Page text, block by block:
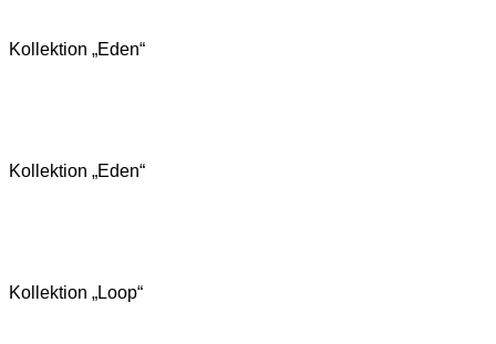
Kollektion „Eden“
Kollektion „Eden“
Kollektion „Loop“